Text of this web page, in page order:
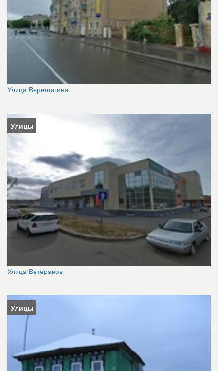
Улица Верещагина
Улицы
Улица Ветеранов
Улицы